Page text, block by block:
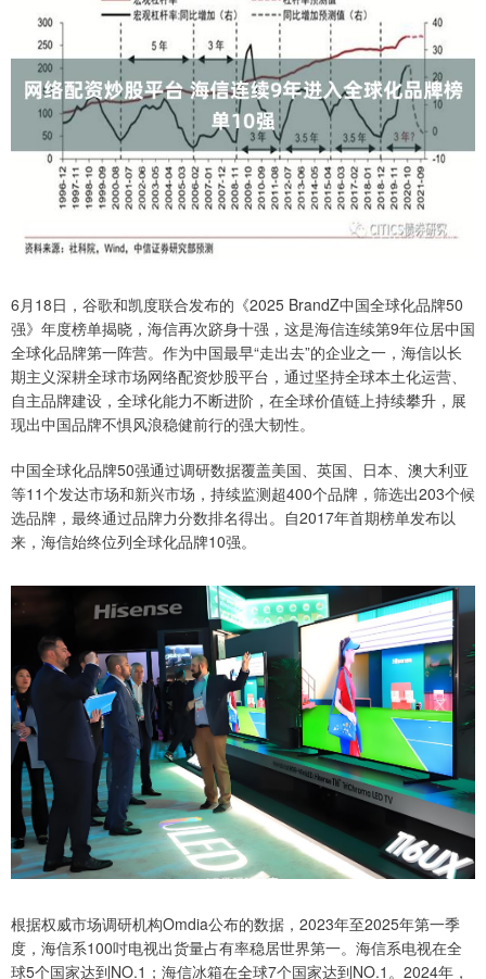
6月18日，谷歌和凯度联合发布的《2025 BrandZ中国全球化品牌50
强》年度榜单揭晓，海信再次跻身十强，这是海信连续第9年位居中国
全球化品牌第一阵营。作为中国最早“走出去”的企业之一，海信以长
期主义深耕全球市场网络配资炒股平台，通过坚持全球本土化运营、
自主品牌建设，全球化能力不断进阶，在全球价值链上持续攀升，展
现出中国品牌不惧风浪稳健前行的强大韧性。
中国全球化品牌50强通过调研数据覆盖美国、英国、日本、澳⼤利亚
等11个发达市场和新兴市场，持续监测超400个品牌，筛选出203个候
选品牌，最终通过品牌力分数排名得出。自2017年首期榜单发布以
来，海信始终位列全球化品牌10强。
根据权威市场调研机构Omdia公布的数据，2023年至2025年第一季
度，海信系100吋电视出货量占有率稳居世界第一。海信系电视在全
球5个国家达到NO.1；海信冰箱在全球7个国家达到NO.1。2024年，